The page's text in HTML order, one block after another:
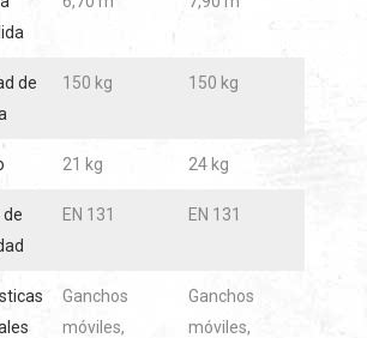
de
150 kg 150 kg
21 kg 24 kg
de
EN 131 EN 131
Ganchos
móviles,
Ganchos
móviles,